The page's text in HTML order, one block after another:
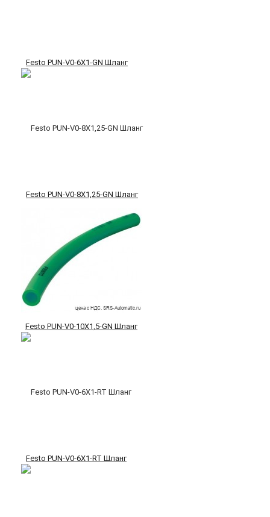
Festo PUN-V0-6X1-GN Шланг
Festo PUN-V0-8X1,25-GN Шланг
Festo PUN-V0-10X1,5-GN Шланг
Festo PUN-V0-6X1-RT Шланг